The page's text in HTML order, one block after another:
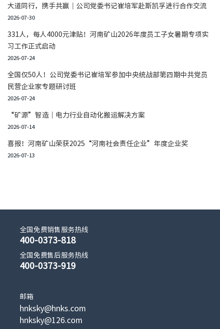
大道同行，携手共赢｜公司党委书记崔培军赴斯凯孚进行合作交流
2026-07-30
331人，每人4000元津贴！河南矿山2026年度员工子女暑期专项实
习工作正式启动
2026-07-24
全国仅50人！公司党委书记崔培军参加中央统战部第四期中共党员
民营企业家专题研讨班
2026-07-24
“矿源”智造｜电力行业自动化搬运解决方案
2026-07-14
喜报！河南矿山荣获2025“河南社会责任企业”年度企业奖
2026-07-13
全国免费销售服务热线
400-0373-818
全国免费售后服务热线
400-0373-919
邮箱
hnksky@hnks.com
hnksky@126.com